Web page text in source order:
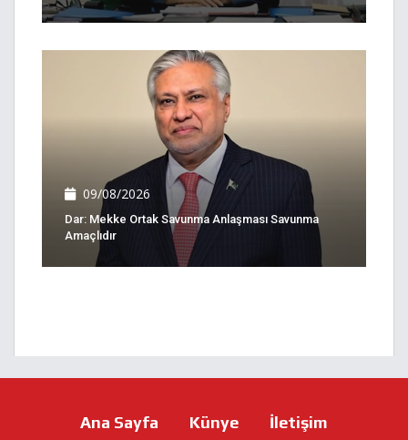
09/08/2026
Dar: Mekke Ortak Savunma Anlaşması Savunma
Amaçlıdır
Ana Sayfa Künye İletişim